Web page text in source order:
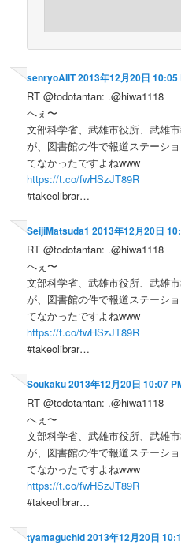
senryoAIIT2013年12月20日 10:05
RT @todotantan: .@hiwa1118
へぇ〜
文部科学省、武雄市役所、武雄
が、図書館の件で報道ステーシ
てなかったですよねwww
https://t.co/fwHSzJT89R
#takeolibrar…
SeijiMatsuda1 2013年12月20日
RT @todotantan: .@hiwa1118
へぇ〜
文部科学省、武雄市役所、武雄
が、図書館の件で報道ステーシ
てなかったですよねwww
https://t.co/fwHSzJT89R
#takeolibrar…
Soukaku2013年12月20日 10:07
RT @todotantan: .@hiwa1118
へぇ〜
文部科学省、武雄市役所、武雄
が、図書館の件で報道ステーシ
てなかったですよねwww
https://t.co/fwHSzJT89R
#takeolibrar…
tyamaguchid2013年12月20日